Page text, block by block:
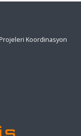
Koordinasyon